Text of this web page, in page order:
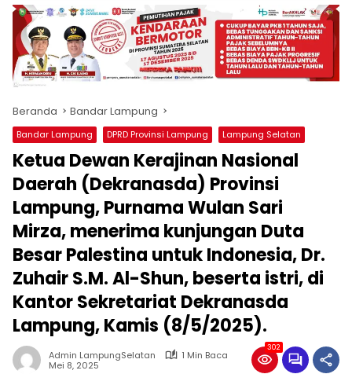
produk
antara
lain
mampu
menjadi
komunikasi
usaha
(beriklan),
fokus
pada
pemberitaan
nasional
maupun
international,
bernuansa
lokal
dan
dinamis,
memiliki
kisaran
harga
Beranda Bandar Lampung
Bandar Lampung DPRD Provinsi Lampung Lampung Selatan
Ketua Dewan Kerajinan Nasional
Daerah (Dekranasda) Provinsi
Lampung, Purnama Wulan Sari
Mirza, menerima kunjungan Duta
Besar Palestina untuk Indonesia, Dr.
Zuhair S.M. Al-Shun, beserta istri, di
Kantor Sekretariat Dekranasda
Lampung, Kamis (8/5/2025).
Admin LampungSelatan
1 Min Baca
Mei 8, 2025
302